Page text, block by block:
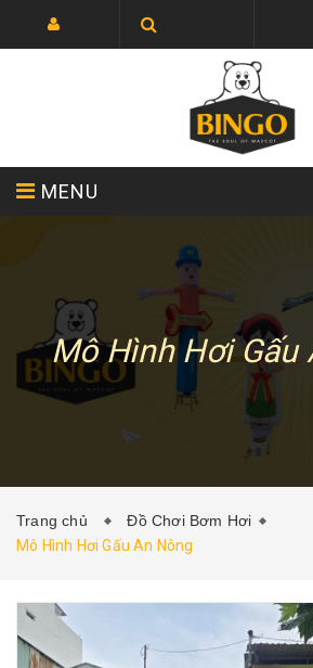
MENU
GIỚI
SẢN PHẨM TIN TỨC
Mô Hình Hơi Gấu
Trang chủ
Đồ Chơi Bơm Hơi
Mô Hình Hơi Gấu An Nông